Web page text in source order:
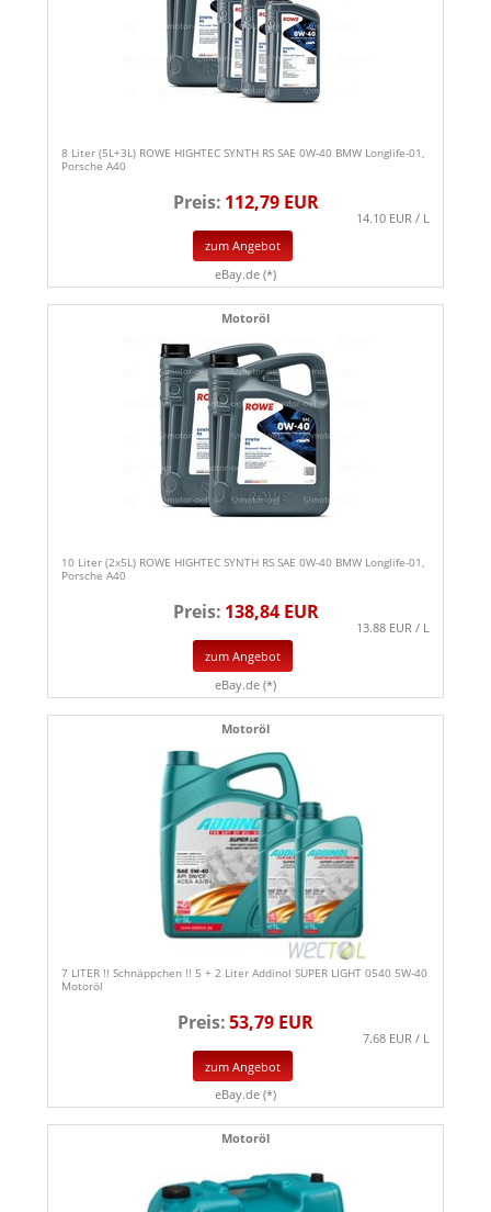
8 Liter (5L+3L) ROWE HIGHTEC SYNTH RS SAE 0W-40 BMW Longlife-01,
Porsche A40
Preis: 112,79 EUR
14.10 EUR / L
zum Angebot
eBay.de (*)
Motoröl
10 Liter (2x5L) ROWE HIGHTEC SYNTH RS SAE 0W-40 BMW Longlife-01,
Porsche A40
Preis: 138,84 EUR
13.88 EUR / L
zum Angebot
eBay.de (*)
Motoröl
7 LITER !! Schnäppchen !! 5 + 2 Liter Addinol SUPER LIGHT 0540 5W-40
Motoröl
Preis:53,79 EUR
7.68 EUR / L
zum Angebot
eBay.de (*)
Motoröl